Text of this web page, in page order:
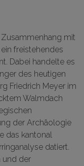
mit
freistehendes
Dabei handelte es
des heutigen
Friedrich Meyer im
Walmdach
der Archäologie
das kantonal
datiert.
und der